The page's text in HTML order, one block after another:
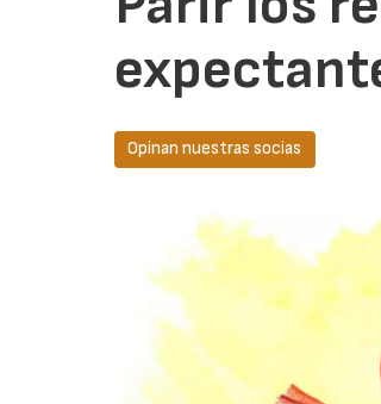
Opinan nuestras socias